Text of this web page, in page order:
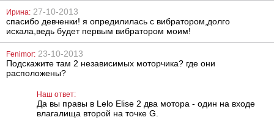
Пудра по уходу
за секс-
игрушками Vac-
U-Lock Powder
Ирина: 27-10-2013
спасибо девченки! я опредилилась с вибратором,долго
искала,ведь будет первым вибратором моим!
Fenimor: 23-10-2013
Подскажите там 2 независимых моторчика? где они
расположены?
Наш ответ:
Да вы правы в Lelo Elise 2 два мотора - один на входе
влагалища второй на точке G.